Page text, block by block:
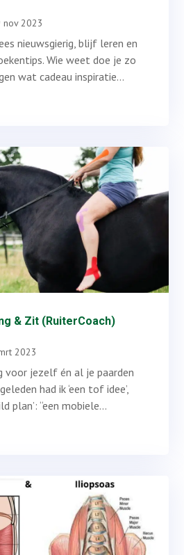
nov 2023
nieuwsgierig, blijf leren en
Wie weet doe je zo
wat cadeau inspiratie...
& Zit (RuiterCoach)
2023
voor jezelf én al je paarden
had ik ‘een tof idee’,
plan’: “een mobiele...